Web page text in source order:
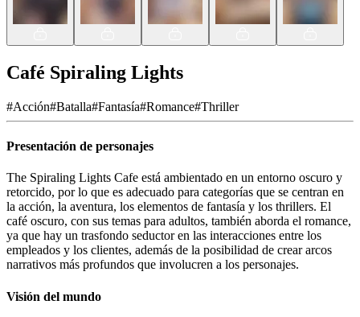
Café Spiraling Lights
#Acción#Batalla#Fantasía#Romance#Thriller
Presentación de personajes
The Spiraling Lights Cafe está ambientado en un entorno oscuro y
retorcido, por lo que es adecuado para categorías que se centran en
la acción, la aventura, los elementos de fantasía y los thrillers. El
café oscuro, con sus temas para adultos, también aborda el romance,
ya que hay un trasfondo seductor en las interacciones entre los
empleados y los clientes, además de la posibilidad de crear arcos
narrativos más profundos que involucren a los personajes.
Visión del mundo